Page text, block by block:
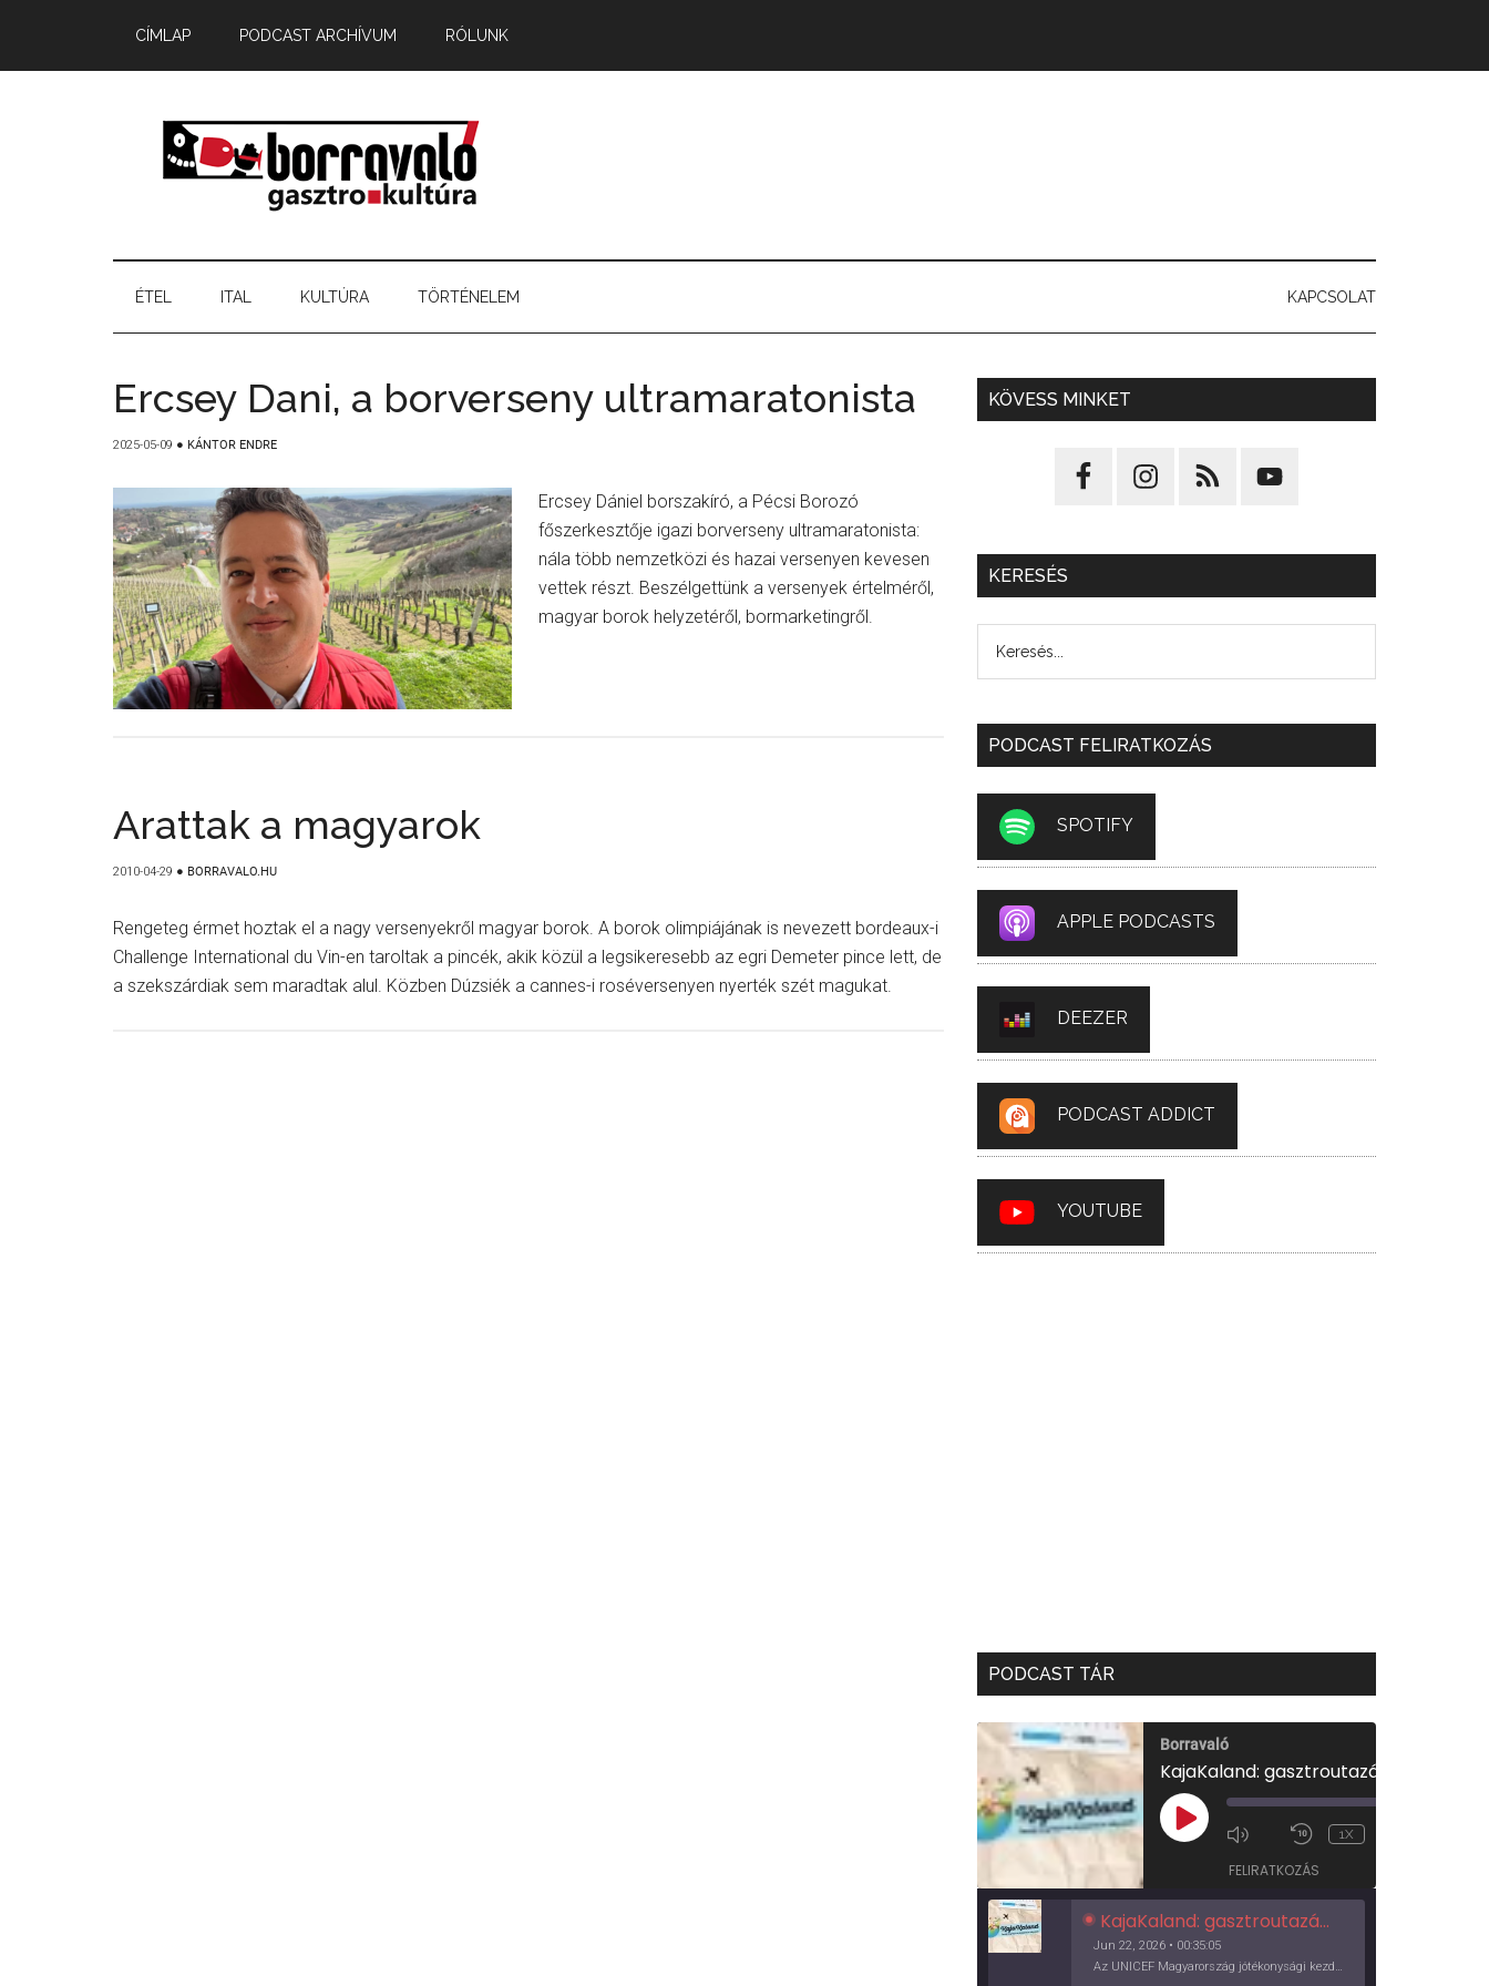
CÍMLAP PODCAST ARCHÍVUM RÓLUNK
ÉTEL ITAL KULTÚRA TÖRTÉNELEM KAPCSOLAT
Ercsey Dani, a borverseny ultramaratonista
2025-05-09 ● KÁNTOR ENDRE
Ercsey Dániel borszakíró, a Pécsi Borozó
főszerkesztője igazi borverseny ultramaratonista:
nála több nemzetközi és hazai versenyen kevesen
vettek részt. Beszélgettünk a versenyek értelméről,
magyar borok helyzetéről, bormarketingről.
Arattak a magyarok
2010-04-29 ● BORRAVALO.HU
Rengeteg érmet hoztak el a nagy versenyekről magyar borok. A borok olimpiájának is nevezett bordeaux-i
Challenge International du Vin-en taroltak a pincék, akik közül a legsikeresebb az egri Demeter pince lett, de
a szekszárdiak sem maradtak alul. Közben Dúzsiék a cannes-i roséversenyen nyerték szét magukat.
KÖVESS MINKET
KERESÉS
PODCAST FELIRATKOZÁS
SPOTIFY
APPLE PODCASTS
DEEZER
PODCAST ADDICT
YOUTUBE
PODCAST TÁR
Borravaló
PLAY
EPISODE
1X
FELIRATKOZÁS
KajaKaland: gasztroutazás a föld körül
Jun 22, 2026 • 00:35:05
Az UNICEF Magyarország jótékonysági kezdeményezése izgalmas, egész éves világkörüli ízutazásra hív, igazi családi program és gasztroedukáció, illetve segítség a rászorulóknak is egyben.